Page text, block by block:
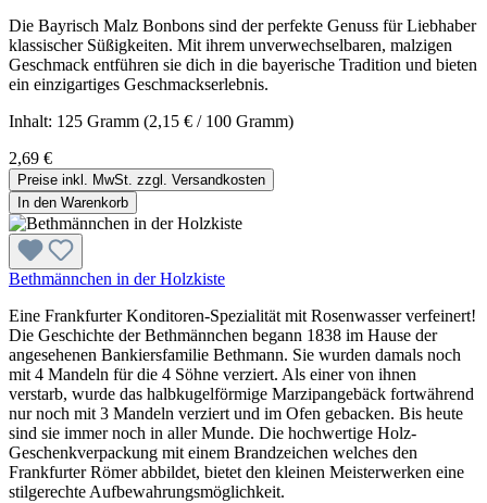
Die Bayrisch Malz Bonbons sind der perfekte Genuss für Liebhaber
klassischer Süßigkeiten. Mit ihrem unverwechselbaren, malzigen
Geschmack entführen sie dich in die bayerische Tradition und bieten
ein einzigartiges Geschmackserlebnis.
Inhalt: 125 Gramm (2,15 € / 100 Gramm)
2,69 €
Preise inkl. MwSt. zzgl. Versandkosten
In den Warenkorb
Bethmännchen in der Holzkiste
Eine Frankfurter Konditoren-Spezialität mit Rosenwasser verfeinert!
Die Geschichte der Bethmännchen begann 1838 im Hause der
angesehenen Bankiersfamilie Bethmann. Sie wurden damals noch
mit 4 Mandeln für die 4 Söhne verziert. Als einer von ihnen
verstarb, wurde das halbkugelförmige Marzipangebäck fortwährend
nur noch mit 3 Mandeln verziert und im Ofen gebacken. Bis heute
sind sie immer noch in aller Munde. Die hochwertige Holz-
Geschenkverpackung mit einem Brandzeichen welches den
Frankfurter Römer abbildet, bietet den kleinen Meisterwerken eine
stilgerechte Aufbewahrungsmöglichkeit.